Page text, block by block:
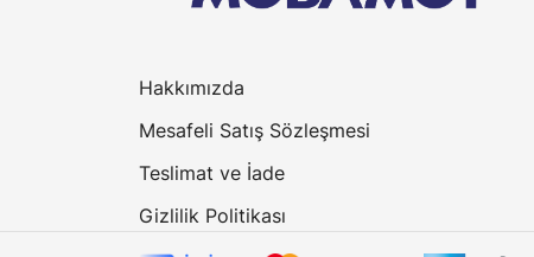
Hakkımızda
Mesafeli Satış Sözleşmesi
Teslimat ve İade
Gizlilik Politikası